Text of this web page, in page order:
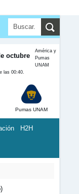
octubre
América y
Pumas
UNAM
las 00:40.
Pumas UNAM
H2H